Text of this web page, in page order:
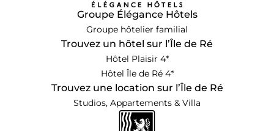
Groupe Élégance Hôtels
Groupe hôtelier familial
Trouvez un hôtel sur l’Île de Ré
Hôtel Plaisir 4*
Hôtel Île de Ré 4*
Trouvez une location sur l’Île de Ré
Studios, Appartements & Villa